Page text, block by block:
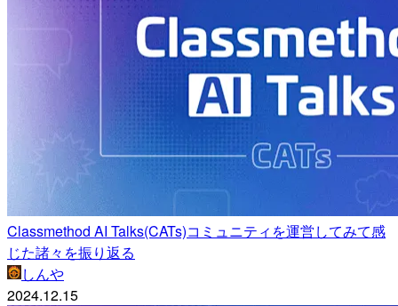
Classmethod AI Talks(CATs)コミュニティを運営してみて感
じた諸々を振り返る
しんや
2024.12.15